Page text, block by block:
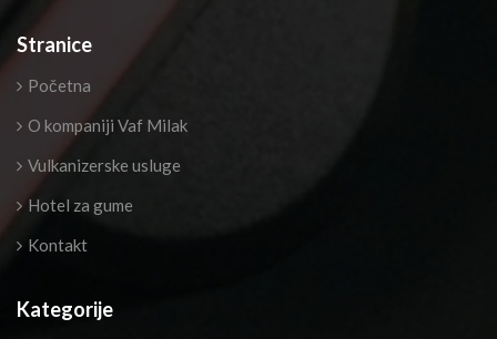
Stranice
Početna
O kompaniji Vaf Milak
Vulkanizerske usluge
Hotel za gume
Kontakt
Kategorije